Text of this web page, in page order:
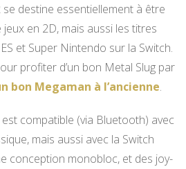
destine essentiellement à être
en 2D, mais aussi les titres
et Super Nintendo sur la Switch.
profiter d’un bon Metal Slug par
bon Megaman à l’ancienne.
compatible (via Bluetooth) avec
mais aussi avec la Switch
conception monobloc, et des joy-